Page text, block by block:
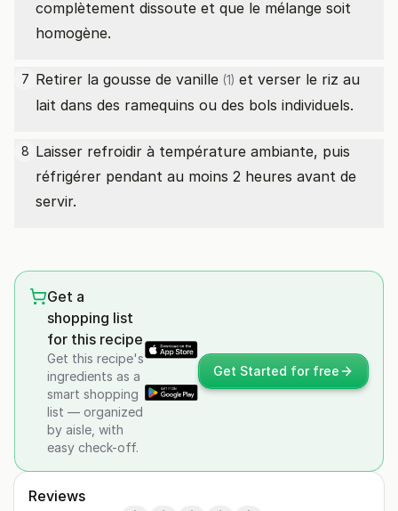
complètement dissoute et que le mélange soit
homogène.
7 Retirer la gousse de vanille (1) et verser le riz au
lait dans des ramequins ou des bols individuels.
8 Laisser refroidir à température ambiante, puis
réfrigérer pendant au moins 2 heures avant de
servir.
Get a
shopping list
for this recipe
Get this recipe's
ingredients as a
smart shopping
list — organized
by aisle, with
easy check-off.
Get Started for free
Reviews